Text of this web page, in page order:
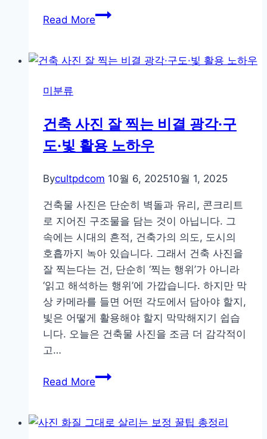
Read More콘
현
잘
찍
노
우
총
정
리
미분류
건축 사진 잘 찍는 비결 광각·구
도·빛 활용 노하우
Bycultpdcom 10월 6, 202510월 1, 2025
건축물 사진은 단순히 벽돌과 유리, 콘크리트
로 지어진 구조물을 담는 것이 아닙니다. 그
속에는 시대의 흔적, 건축가의 의도, 도시의
호흡까지 녹아 있습니다. 그래서 건축 사진을
잘 찍는다는 건, 단순히 ‘찍는 행위’가 아니라
‘읽고 해석하는 행위’에 가깝습니다. 하지만 막
상 카메라를 들면 어떤 각도에서 담아야 할지,
빛은 어떻게 활용해야 할지 막막해지기 쉽습
니다. 오늘은 건축물 사진을 조금 더 감각적이
고…
Read More건
진